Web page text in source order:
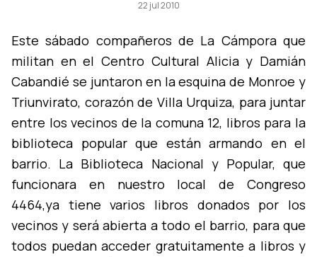
22 jul 2010
Este sábado compañeros de La Cámpora que
militan en el Centro Cultural Alicia y Damián
Cabandié se juntaron en la esquina de Monroe y
Triunvirato, corazón de Villa Urquiza, para juntar
entre los vecinos de la comuna 12, libros para la
biblioteca popular que están armando en el
barrio. La Biblioteca Nacional y Popular, que
funcionara en nuestro local de Congreso
4464,ya tiene varios libros donados por los
vecinos y será abierta a todo el barrio, para que
todos puedan acceder gratuitamente a libros y